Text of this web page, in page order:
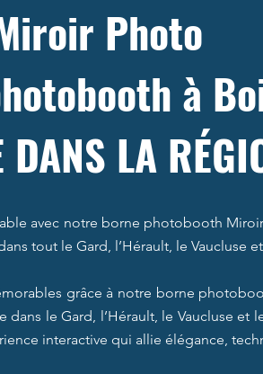
Photo
à
DANS LA
avec notre borne photobooth
tout le Gard, l’Hérault, le Vaucluse
grâce à notre borne
le Gard, l’Hérault, le Vaucluse et
interactive qui allie élégance,